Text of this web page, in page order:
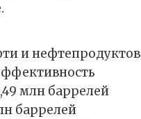
и нефтепродуктов
млн баррелей
баррелей